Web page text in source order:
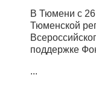
В Тюмени с
Тюменской
поддержке
...